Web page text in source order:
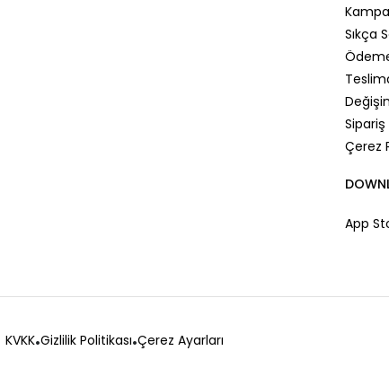
Sıkça
Sipariş
Çerez
App
KVKK Gizlilik Politikası Çerez Ayarları